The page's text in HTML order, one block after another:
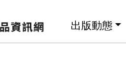
出版動態